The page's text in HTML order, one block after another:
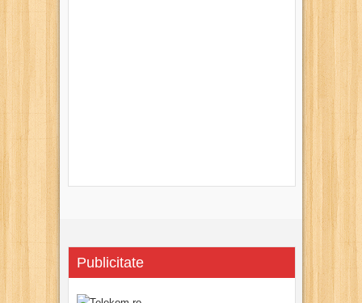
Publicitate